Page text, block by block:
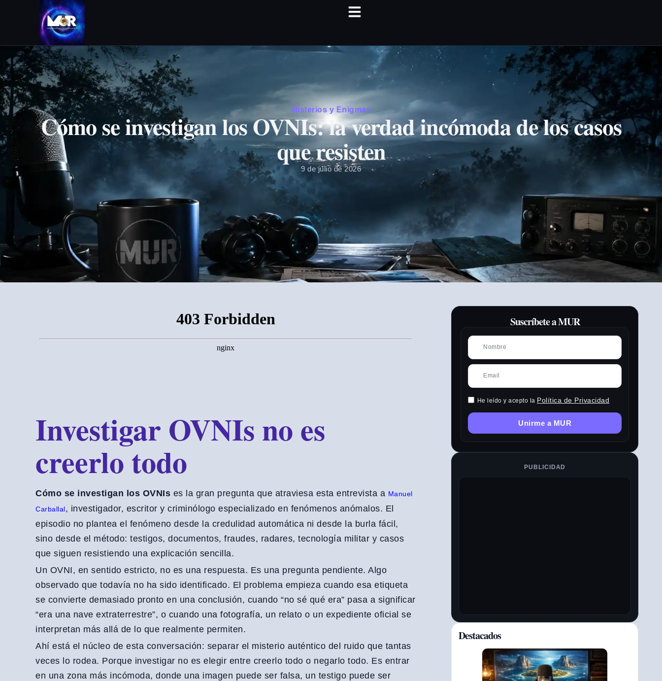
Misterios y Enigmas
Cómo se investigan los OVNIs: la verdad incómoda de los casos
que resisten
9 de julio de 2026
Investigar OVNIs no es
creerlo todo
Cómo se investigan los OVNIs es la gran pregunta que atraviesa esta entrevista a Manuel
Carballal, investigador, escritor y criminólogo especializado en fenómenos anómalos. El
episodio no plantea el fenómeno desde la credulidad automática ni desde la burla fácil,
sino desde el método: testigos, documentos, fraudes, radares, tecnología militar y casos
que siguen resistiendo una explicación sencilla.
Un OVNI, en sentido estricto, no es una respuesta. Es una pregunta pendiente. Algo
observado que todavía no ha sido identificado. El problema empieza cuando esa etiqueta
se convierte demasiado pronto en una conclusión, cuando “no sé qué era” pasa a significar
“era una nave extraterrestre”, o cuando una fotografía, un relato o un expediente oficial se
interpretan más allá de lo que realmente permiten.
Ahí está el núcleo de esta conversación: separar el misterio auténtico del ruido que tantas
veces lo rodea. Porque investigar no es elegir entre creerlo todo o negarlo todo. Es entrar
en una zona más incómoda, donde una imagen puede ser falsa, un testigo puede ser
Suscríbete a MUR
He leído y acepto la Política de Privacidad
Unirme a MUR
PUBLICIDAD
Destacados